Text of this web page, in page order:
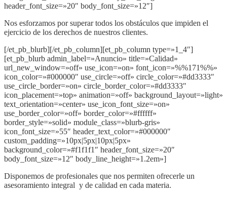
header_font_size=»20″ body_font_size=»12″]
Nos esforzamos por superar todos los obstáculos que impiden el
ejercicio de los derechos de nuestros clientes.
[/et_pb_blurb][/et_pb_column][et_pb_column type=»1_4″]
[et_pb_blurb admin_label=»Anuncio» title=»Calidad»
url_new_window=»off» use_icon=»on» font_icon=»%%171%%»
icon_color=»#000000″ use_circle=»off» circle_color=»#dd3333″
use_circle_border=»on» circle_border_color=»#dd3333″
icon_placement=»top» animation=»off» background_layout=»light»
text_orientation=»center» use_icon_font_size=»on»
use_border_color=»off» border_color=»#ffffff»
border_style=»solid» module_class=»blurb-gris»
icon_font_size=»55″ header_text_color=»#000000″
custom_padding=»10px|5px|10px|5px»
background_color=»#f1f1f1″ header_font_size=»20″
body_font_size=»12″ body_line_height=»1.2em»]
Disponemos de profesionales que nos permiten ofrecerle un
asesoramiento integral y de calidad en cada materia.